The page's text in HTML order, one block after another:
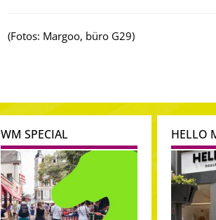
(Fotos: Margoo, büro G29)
WM SPECIAL HELLO